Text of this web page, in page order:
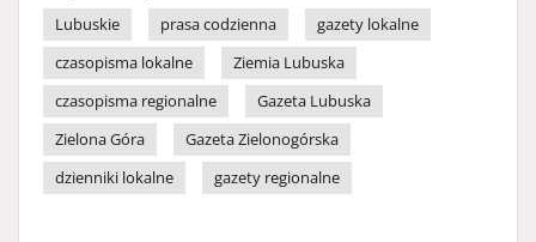
Lubuskie
prasa codzienna
gazety lokalne
czasopisma lokalne
Ziemia Lubuska
czasopisma regionalne
Gazeta Lubuska
Zielona Góra
Gazeta Zielonogórska
dzienniki lokalne
gazety regionalne